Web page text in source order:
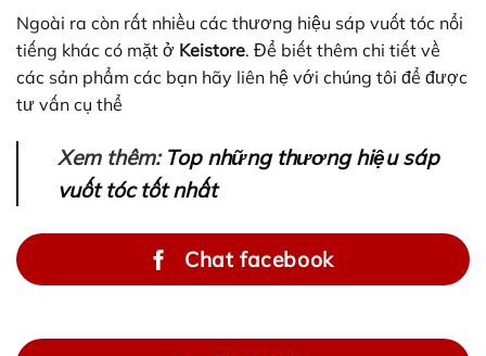
Ngoài ra còn rất nhiều các thương hiệu sáp vuốt tóc nổi
tiếng khác có mặt ở Keistore. Để biết thêm chi tiết về
các sản phẩm các bạn hãy liên hệ với chúng tôi để được
tư vấn cụ thể
Xem thêm: Top những thương hiệu sáp
vuốt tóc tốt nhất
Chat facebook